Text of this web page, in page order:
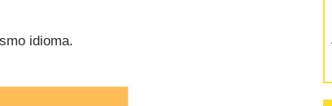
idioma.